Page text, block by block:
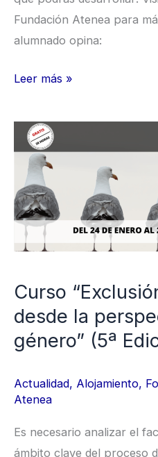
Fundación Atenea para
alumnado opina:
Leer más »
Curso
desde la
género” (5ª
Actualidad, Alojamiento,
Atenea
Es necesario analizar el
ámbito clave del proceso
Curso
“Exclusión
residencial
desde
la
perspectiva
de
(5ª
Edición)